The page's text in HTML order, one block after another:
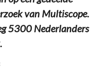
van Multiscope.
5300 Nederlanders